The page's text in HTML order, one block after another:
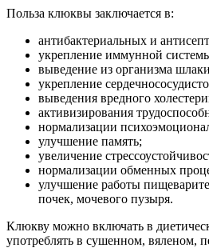
Польза клюквы заключается в:
антибактериальных и
укрепление иммунной
выведение из организма
укрепление
выведения вредного
активизирования
нормализации
улучшение память;
увеличение
нормализации обменных
улучшение работы
почек, мочевого пузыря.
Клюкву можно включать в
употреблять в сушенном, вяленом,